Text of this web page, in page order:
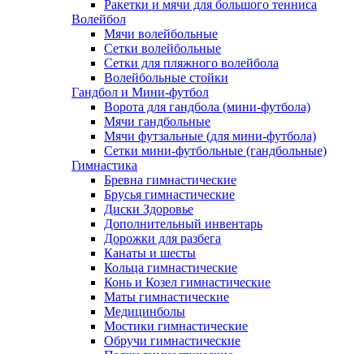
Ракетки и мячи для большого тенниса
Волейбол
Мячи волейбольные
Сетки волейбольные
Сетки для пляжного волейбола
Волейбольные стойки
Гандбол и Мини-футбол
Ворота для гандбола (мини-футбола)
Мячи гандбольные
Мячи футзальные (для мини-футбола)
Сетки мини-футбольные (гандбольные)
Гимнастика
Бревна гимнастические
Брусья гимнастические
Диски Здоровье
Дополнительный инвентарь
Дорожки для разбега
Канаты и шесты
Кольца гимнастические
Конь и Козел гимнастические
Маты гимнастические
Медицинболы
Мостики гимнастические
Обручи гимнастические